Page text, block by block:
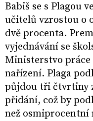
Babiš se s Plagou
učitelů vzrostou o
dvě procenta.
vyjednávání se
Ministerstvo
nařízení. Plaga
půjdou tři čtvrtiny
přidání, což by
než osmiprocentní